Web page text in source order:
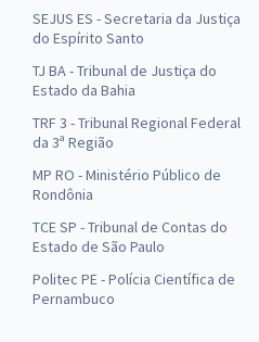
SEJUS ES - Secretaria da Justiça
do Espírito Santo
TJ BA - Tribunal de Justiça do
Estado da Bahia
TRF 3 - Tribunal Regional Federal
da 3ª Região
MP RO - Ministério Público de
Rondônia
TCE SP - Tribunal de Contas do
Estado de São Paulo
Politec PE - Polícia Científica de
Pernambuco